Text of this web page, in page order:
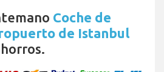
Coche de
de Istanbul